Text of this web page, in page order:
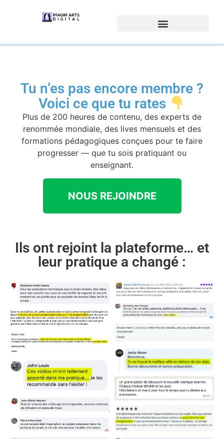
Tu n’es pas encore membre ?
Voici ce que tu rates
Plus de 200 heures de contenu, des experts de
renommée mondiale, des lives mensuels et des
formations pédagogiques conçues pour te faire
progresser — que tu sois pratiquant ou
enseignant.
NOUS REJOINDRE
Ils ont rejoint la plateforme… et
leur pratique a changé :